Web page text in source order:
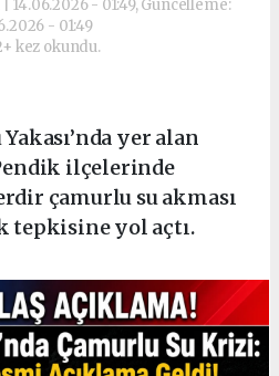
14.06.2026 - 01:49, Güncelleme:
- 01:49
kez okundu.
yer alan
ilçelerinde
çamurlu su akması
tepkisine yol açtı.